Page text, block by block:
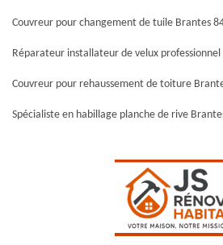
Couvreur pour changement de tuile Brantes
Réparateur installateur de velux
Couvreur pour rehaussement de toiture
Spécialiste en habillage planche de rive